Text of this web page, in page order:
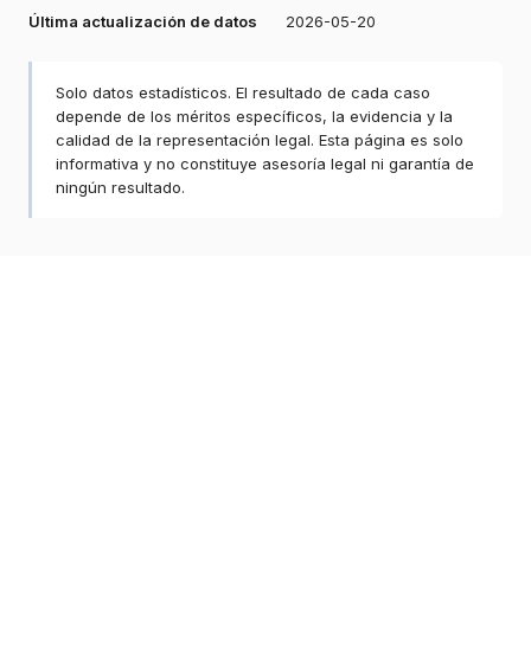
Última actualización de datos
2026-05-20
Solo datos estadísticos. El resultado de cada caso
depende de los méritos específicos, la evidencia y la
calidad de la representación legal. Esta página es solo
informativa y no constituye asesoría legal ni garantía de
ningún resultado.